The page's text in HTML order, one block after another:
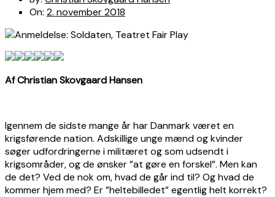
On: 2. november 2018
Af Christian Skovgaard Hansen
Igennem de sidste mange år har Danmark været en
krigsførende nation. Adskillige unge mænd og kvinder
søger udfordringerne i militæret og som udsendt i
krigsområder, og de ønsker ”at gøre en forskel”. Men kan
de det? Ved de nok om, hvad de går ind til? Og hvad de
kommer hjem med? Er ”heltebilledet” egentlig helt korrekt?